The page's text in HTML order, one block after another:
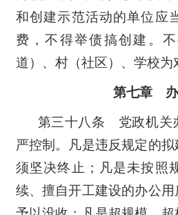
和创建示范活动的单位应
费，不得举债搞创建。
道）、村（社区）、学校为
第七章
第三十八条 党政机关
严控制。凡是违反规定的
须坚决终止；凡是未按照
续、擅自开工建设的办公